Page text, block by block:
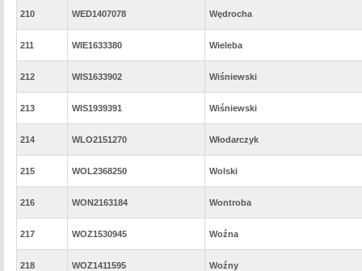
210 WED1407078 Wędrocha
211 WIE1633380 Wieleba
212 WIS1633902 Wiśniewski
213 WIS1939391 Wiśniewski
214 WLO2151270 Włodarczyk
215 WOL2368250 Wolski
216 WON2163184 Wontroba
217 WOZ1530945 Woźna
218 WOZ1411595 Woźny